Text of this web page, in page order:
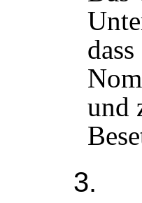
und
3.